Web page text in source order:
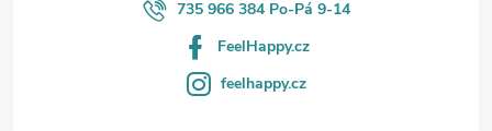
735 966 384 Po-Pá 9-14
FeelHappy.cz
feelhappy.cz